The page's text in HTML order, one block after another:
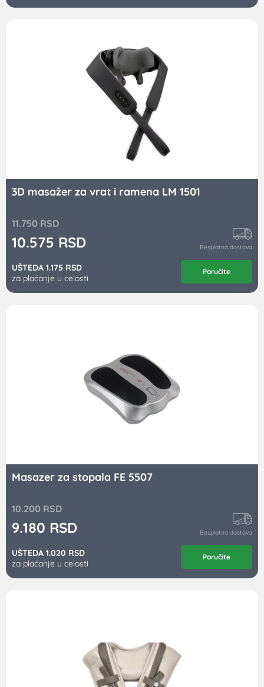
3D masažer za vrat i ramena LM 1501
11.750 RSD
10.575 RSD Besplatna dostava
UŠTEDA 1.175 RSD
za plaćanje u celosti
Poručite
Masazer za stopala FE 5507
10.200 RSD
9.180 RSD Besplatna dostava
UŠTEDA 1.020 RSD
za plaćanje u celosti
Poručite